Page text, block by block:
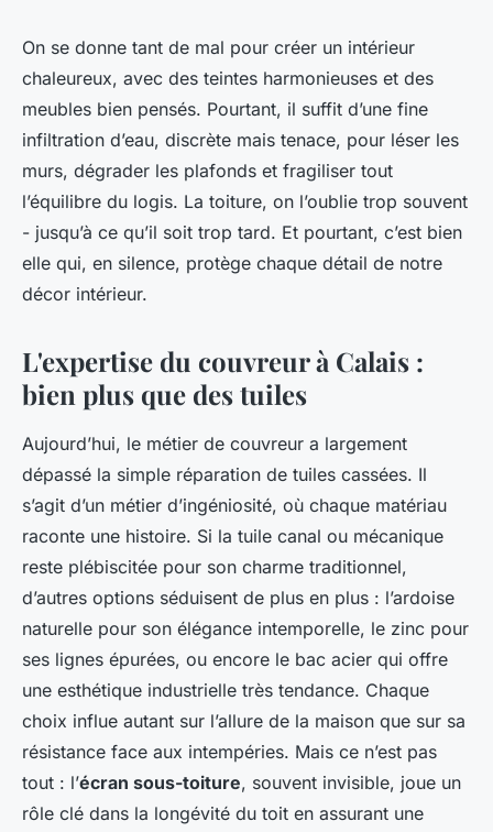
Votre couvreur à Calais pour
des services inattendus en
toiture
Auberte•02/06/2026 14:49•13 min de lecture
On se donne tant de mal pour créer un intérieur
chaleureux, avec des teintes harmonieuses et des
meubles bien pensés. Pourtant, il suffit d’une fine
infiltration d’eau, discrète mais tenace, pour léser les
murs, dégrader les plafonds et fragiliser tout
l’équilibre du logis. La toiture, on l’oublie trop souvent
- jusqu’à ce qu’il soit trop tard. Et pourtant, c’est bien
elle qui, en silence, protège chaque détail de notre
décor intérieur.
L'expertise du couvreur à Calais :
bien plus que des tuiles
Aujourd’hui, le métier de couvreur a largement
dépassé la simple réparation de tuiles cassées. Il
s’agit d’un métier d’ingéniosité, où chaque matériau
raconte une histoire. Si la tuile canal ou mécanique
reste plébiscitée pour son charme traditionnel,
d’autres options séduisent de plus en plus : l’ardoise
naturelle pour son élégance intemporelle, le zinc pour
ses lignes épurées, ou encore le bac acier qui offre
une esthétique industrielle très tendance. Chaque
choix influe autant sur l’allure de la maison que sur sa
résistance face aux intempéries. Mais ce n’est pas
tout : l’écran sous-toiture, souvent invisible, joue un
rôle clé dans la longévité du toit en assurant une